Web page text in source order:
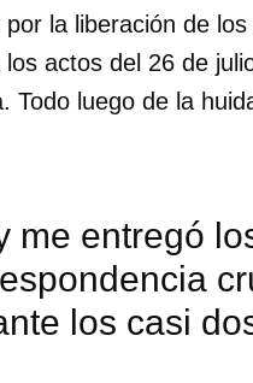
Para poder guardar
cuenta de 14ymedio.
por la liberación de
los actos del 26 de
Todo luego de la
me entregó
los casi